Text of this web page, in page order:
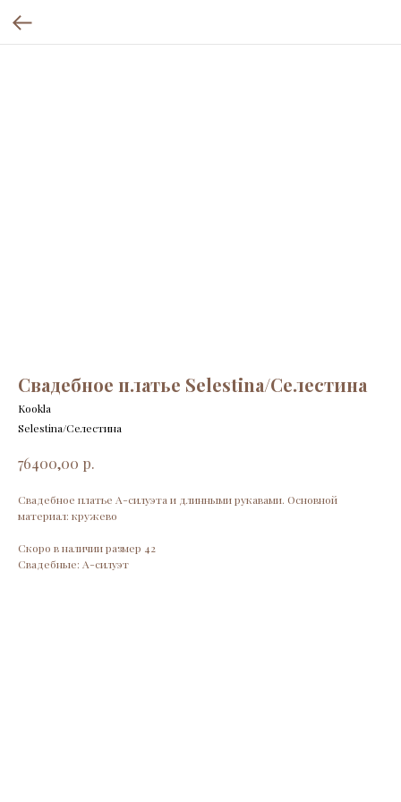
Свадебное платье Selestina/Селестина
Kookla
Selestina/Селестина
76400,00 р.
Свадебное платье А-силуэта и длинными рукавами. Основной
материал: кружево
Скоро в наличии размер 42
Свадебные: А-силуэт